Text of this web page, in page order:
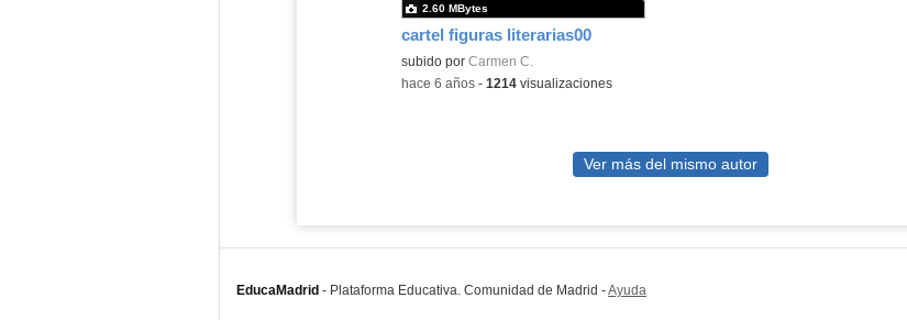
cartel figuras literarias00
subido por Carmen C.
2.60 MBytes
-hace 6 años- 1214visualizaciones
Ver más del mismo autor
EducaMadrid - Plataforma Educativa. Comunidad de Madrid -Ayuda